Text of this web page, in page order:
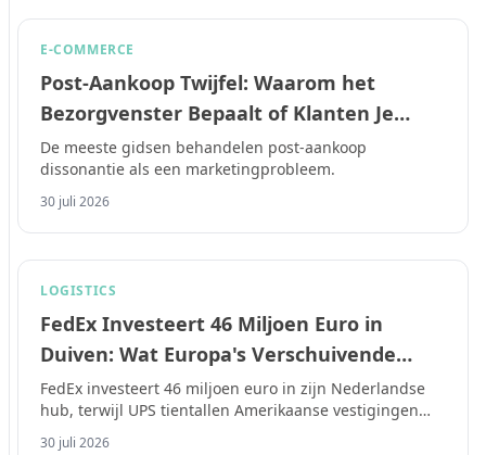
E-COMMERCE
Post-Aankoop Twijfel: Waarom het
Bezorgvenster Bepaalt of Klanten Je
Vertrouwen in E-Commerce
De meeste gidsen behandelen post-aankoop
dissonantie als een marketingprobleem.
30 juli 2026
LOGISTICS
FedEx Investeert 46 Miljoen Euro in
Duiven: Wat Europa's Verschuivende
Vervoerderscapaciteit Betekent voor E-
Commerce Verzenders in 2026
FedEx investeert 46 miljoen euro in zijn Nederlandse
hub, terwijl UPS tientallen Amerikaanse vestigingen
sluit.
30 juli 2026